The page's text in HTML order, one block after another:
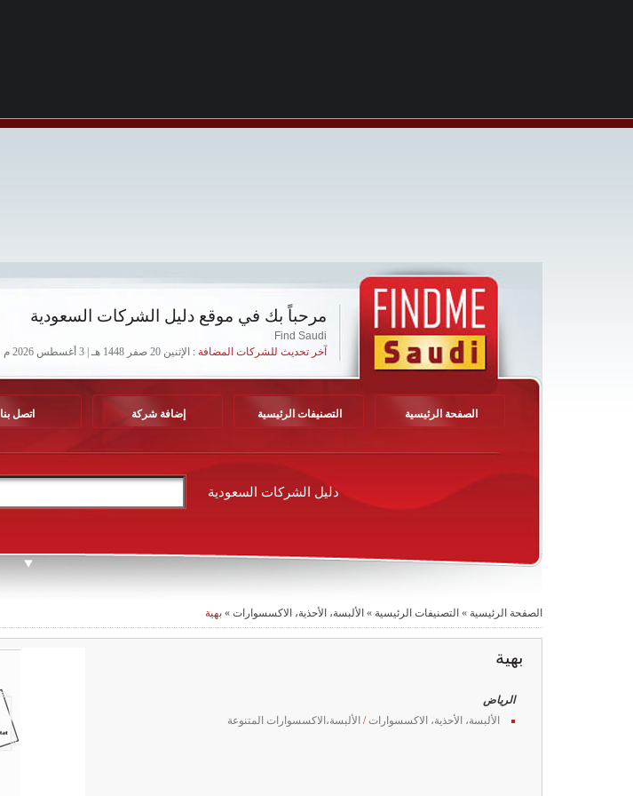
مرحباً بك في موقع دليل الشركات السعودية
Find Saudi
آخر تحديث للشركات المضافة : الإثنين 20 صفر 1448 هـ | 3 أغسطس 2026 م
الصفحة الرئيسية التصنيفات الرئيسية إضافة شركة اتصل بنا
دليل الشركات السعودية
الصفحة الرئيسية » التصنيفات الرئيسية » الألبسة، الأحذية، الاكسسوارات » بهية
بهية
الرياض
الألبسة، الأحذية، الاكسسوارات/ الألبسة،الاكسسوارات المتنوعة